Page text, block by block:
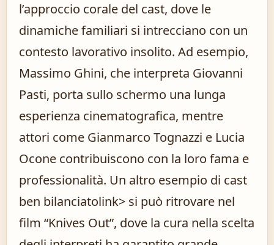
l’approccio corale del cast, dove le
dinamiche familiari si intrecciano con un
contesto lavorativo insolito. Ad esempio,
Massimo Ghini, che interpreta Giovanni
Pasti, porta sullo schermo una lunga
esperienza cinematografica, mentre
attori come Gianmarco Tognazzi e Lucia
Ocone contribuiscono con la loro fama e
professionalità. Un altro esempio di cast
ben bilanciatolink> si può ritrovare nel
film “Knives Out”, dove la cura nella scelta